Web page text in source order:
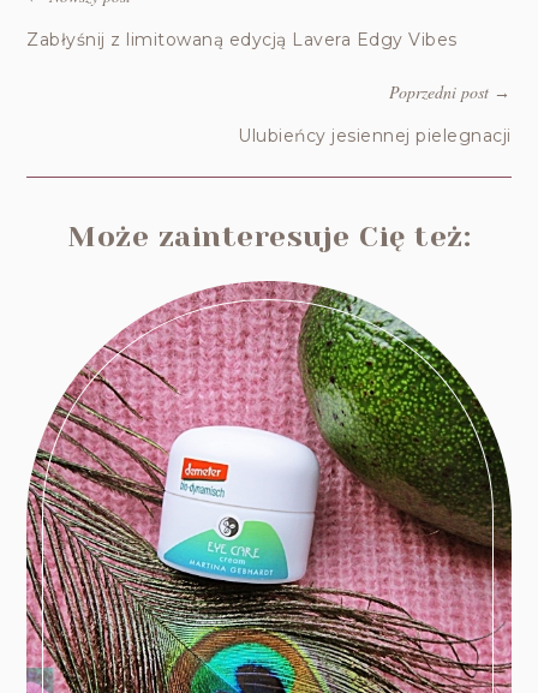
Zabłyśnij z limitowaną edycją Lavera Edgy Vibes
Poprzedni post→
Ulubieńcy jesiennej pielegnacji
Może zainteresuje Cię też: